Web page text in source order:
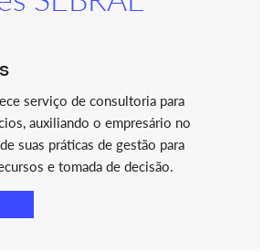
serviço de consultoria para
auxiliando o empresário no
suas práticas de gestão para
e tomada de decisão.